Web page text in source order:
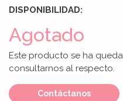
DISPONIBILIDAD:
Agotado
Este producto se ha
consultarnos al respecto.
Contáctanos